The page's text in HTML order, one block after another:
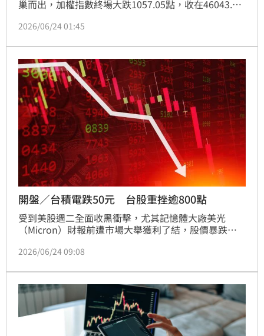
巢而出，加權指數終場大跌1057.05點，收在46043.60
表中小型股表現的櫃買指數逆勢上漲1.28點，收442.09
值股遭重擊、中小型題材股相對抗跌的盤面格局。
2026/06/24 01:45
開盤／台積電跌50元 台股重挫逾800點
受到美股週二全面收黑衝擊，尤其記憶體大廠美光
（Micron）財報前遭市場大舉獲利了結，股價暴跌逾
科技股表現。台股今（24）日開盤同步遭遇沉重賣壓，
買指數同步下跌4.67點至436.14點，跌幅1.06%，市場
恐慌情緒明顯升溫。
2026/06/24 09:08